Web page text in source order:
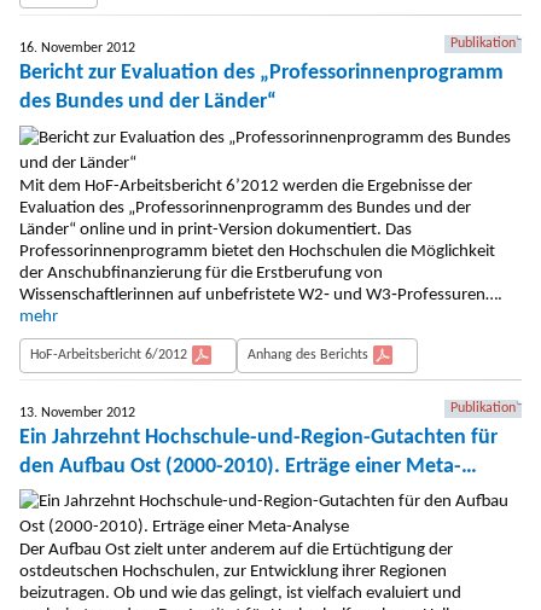
16. November 2012 Publikation
Bericht zur Evaluation des „Professorinnenprogramm
des Bundes und der Länder“
Mit dem HoF-Arbeitsbericht 6’2012 werden die Ergebnisse der
Evaluation des „Professorinnenprogramm des Bundes und der
Länder“ online und in print-Version dokumentiert. Das
Professorinnenprogramm bietet den Hochschulen die Möglichkeit
der Anschubfinanzierung für die Erstberufung von
Wissenschaftlerinnen auf unbefristete W2‐ und W3‐Professuren….
mehr
HoF-Arbeitsbericht 6/2012 Anhang des Berichts
13. November 2012 Publikation
Ein Jahrzehnt Hochschule-und-Region-Gutachten für
den Aufbau Ost (2000-2010). Erträge einer Meta-
Analyse
Der Aufbau Ost zielt unter anderem auf die Ertüchtigung der
ostdeutschen Hochschulen, zur Entwicklung ihrer Regionen
beizutragen. Ob und wie das gelingt, ist vielfach evaluiert und